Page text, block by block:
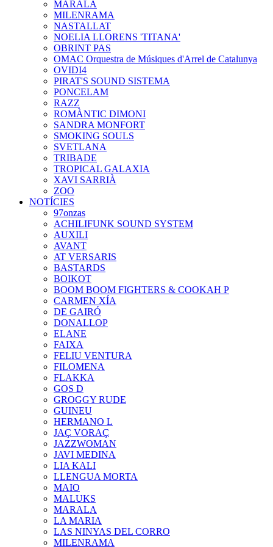
MARALA
MILENRAMA
NASTALLAT
NOELIA LLORENS 'TITANA'
OBRINT PAS
OMAC Orquestra de Músiques d'Arrel de Catalunya
OVIDI4
PIRAT'S SOUND SISTEMA
PONCELAM
RAZZ
ROMÀNTIC DIMONI
SANDRA MONFORT
SMOKING SOULS
SVETLANA
TRIBADE
TROPICAL GALAXIA
XAVI SARRIÀ
ZOO
NOTÍCIES
97onzas
ACHILIFUNK SOUND SYSTEM
AUXILI
AVANT
AT VERSARIS
BASTARDS
BOIKOT
BOOM BOOM FIGHTERS & COOKAH P
CARMEN XÍA
DE GAIRÓ
DONALLOP
ELANE
FAIXA
FELIU VENTURA
FILOMENA
FLAKKA
GOS D
GROGGY RUDE
GUINEU
HERMANO L
JAÇ VORAÇ
JAZZWOMAN
JAVI MEDINA
LIA KALI
LLENGUA MORTA
MAIO
MALUKS
MARALA
LA MARIA
LAS NINYAS DEL CORRO
MILENRAMA